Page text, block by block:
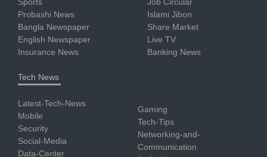
Probashi News
Bangla Newspaper
English Newspaper
Insurance News
Islami Jibon
Share Market
Live TV
Banking News
Tech News
Latest-Tech-News
Mobile
Security
Social-Media
Data-Center
Gaming
Tech-Tips
Networking-and-
Communication